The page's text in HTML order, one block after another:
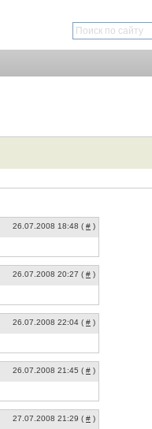
26.07.2008 18:48 ( # )
26.07.2008 20:27 ( # )
26.07.2008 22:04 ( # )
26.07.2008 21:45 ( # )
27.07.2008 21:29 ( # )